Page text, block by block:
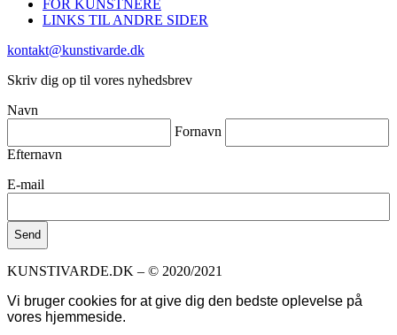
FOR KUNSTNERE
LINKS TIL ANDRE SIDER
kontakt@kunstivarde.dk
Skriv dig op til vores nyhedsbrev
Navn
Fornavn
Efternavn
E-mail
KUNSTIVARDE.DK – © 2020/2021
Vi bruger cookies for at give dig den bedste oplevelse på
vores hjemmeside.